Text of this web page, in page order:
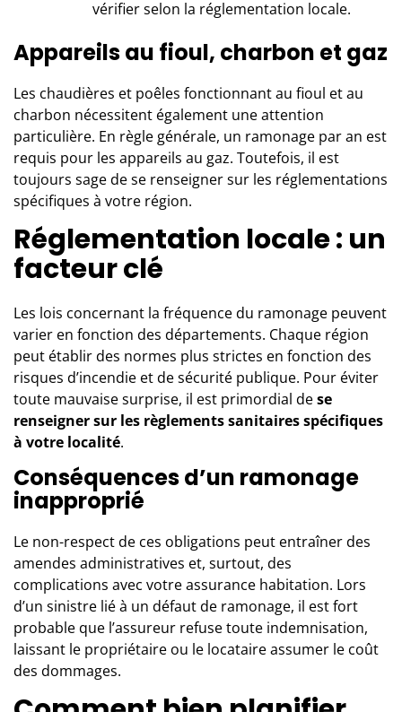
vérifier selon la réglementation locale.
Appareils au fioul, charbon et gaz
Les chaudières et poêles fonctionnant au fioul et au
charbon nécessitent également une attention
particulière. En règle générale, un ramonage par an est
requis pour les appareils au gaz. Toutefois, il est
toujours sage de se renseigner sur les réglementations
spécifiques à votre région.
Réglementation locale : un
facteur clé
Les lois concernant la fréquence du ramonage peuvent
varier en fonction des départements. Chaque région
peut établir des normes plus strictes en fonction des
risques d’incendie et de sécurité publique. Pour éviter
toute mauvaise surprise, il est primordial dese
renseigner sur les règlements sanitaires spécifiques
à votre localité.
Conséquences d’un ramonage
inapproprié
Le non-respect de ces obligations peut entraîner des
amendes administratives et, surtout, des
complications avec votre assurance habitation. Lors
d’un sinistre lié à un défaut de ramonage, il est fort
probable que l’assureur refuse toute indemnisation,
laissant le propriétaire ou le locataire assumer le coût
des dommages.